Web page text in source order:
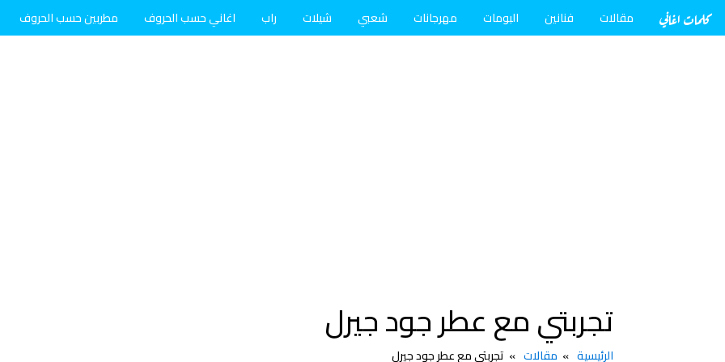
كلمات اغاني مقالات فنانين البومات مهرجانات شعبي شيلات راب اغاني حسب الحروف مطربين حسب الحروف
تجربتي مع عطر جود جيرل
الرئيسية مقالات تجربتي مع عطر جود جيرل